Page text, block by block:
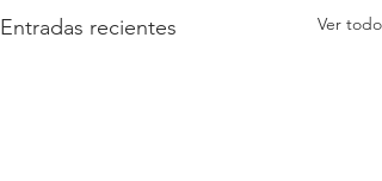
Entradas recientes Ver todo